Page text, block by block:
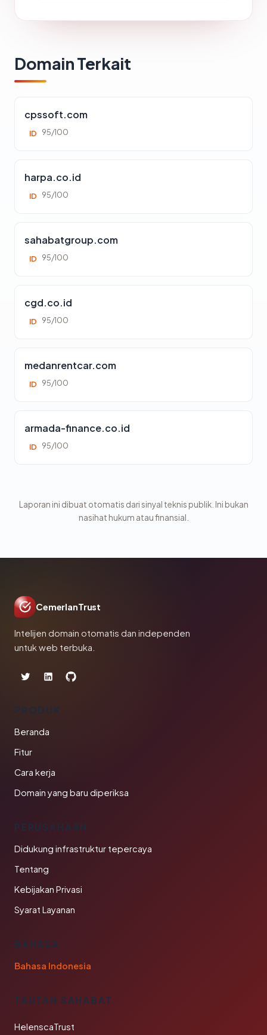
Domain Terkait
cpssoft.com
ID 95/100
harpa.co.id
ID 95/100
sahabatgroup.com
ID 95/100
cgd.co.id
ID 95/100
medanrentcar.com
ID 95/100
armada-finance.co.id
ID 95/100
Laporan ini dibuat otomatis dari sinyal teknis publik. Ini bukan
nasihat hukum atau finansial.
CemerlanTrust
Intelijen domain otomatis dan independen
untuk web terbuka.
PRODUK
Beranda
Fitur
Cara kerja
Domain yang baru diperiksa
PERUSAHAAN
Didukung infrastruktur tepercaya
Tentang
Kebijakan Privasi
Syarat Layanan
BAHASA
Bahasa Indonesia
TAUTAN SAHABAT
HelenscaTrust